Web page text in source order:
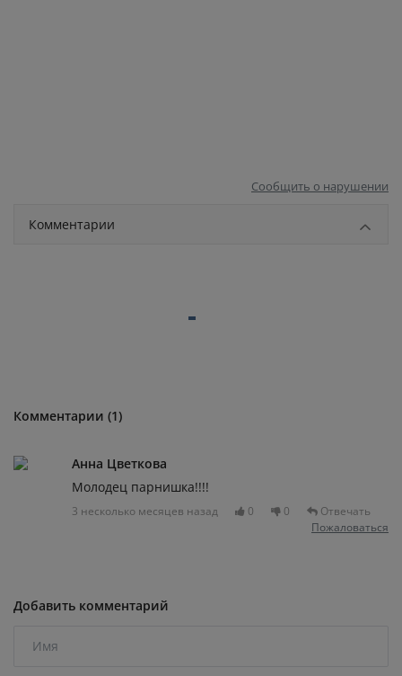
Сообщить о нарушении
Комментарии
Комментарии (1)
Анна Цветкова
Молодец парнишка!!!!
3 несколько месяцев назад 0 0
Отвечать
Пожаловаться
Добавить комментарий